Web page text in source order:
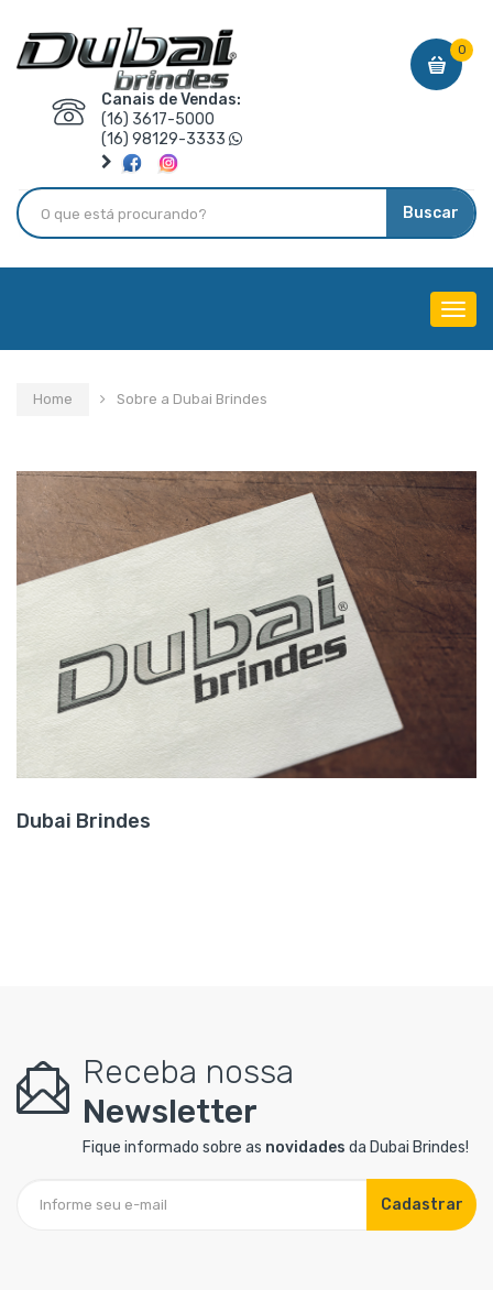
Canais de Vendas:
(16) 3617-5000
(16) 98129-3333
0
Buscar
Menu
Home
Sobre a Dubai Brindes
Dubai Brindes
Receba nossa
Newsletter
Fique informado sobre as novidades da Dubai Brindes!
Cadastrar